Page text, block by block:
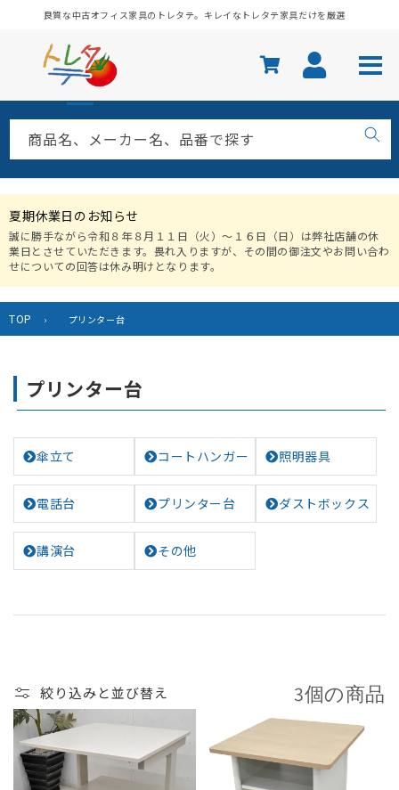
ンツに
良質な中古オフィス家具のトレタテ。キレイなトレタテ家具だけを厳選
商品名、メーカー名、品番で探す
夏期休業日のお知らせ
誠に勝手ながら令和８年８月１１日（火）〜１６日（日）は弊社店舗の休
業日とさせていただきます。畏れ入りますが、その間の御注文やお問い合わ
せについての回答は休み明けとなります。
TOP › プリンター台
コ
レ
ク
シ
ョ
ン
:
プリンター台
傘立て コートハンガー 照明器具
電話台 プリンター台 ダストボックス
講演台 その他
絞り込みと並び替え 3個の商品